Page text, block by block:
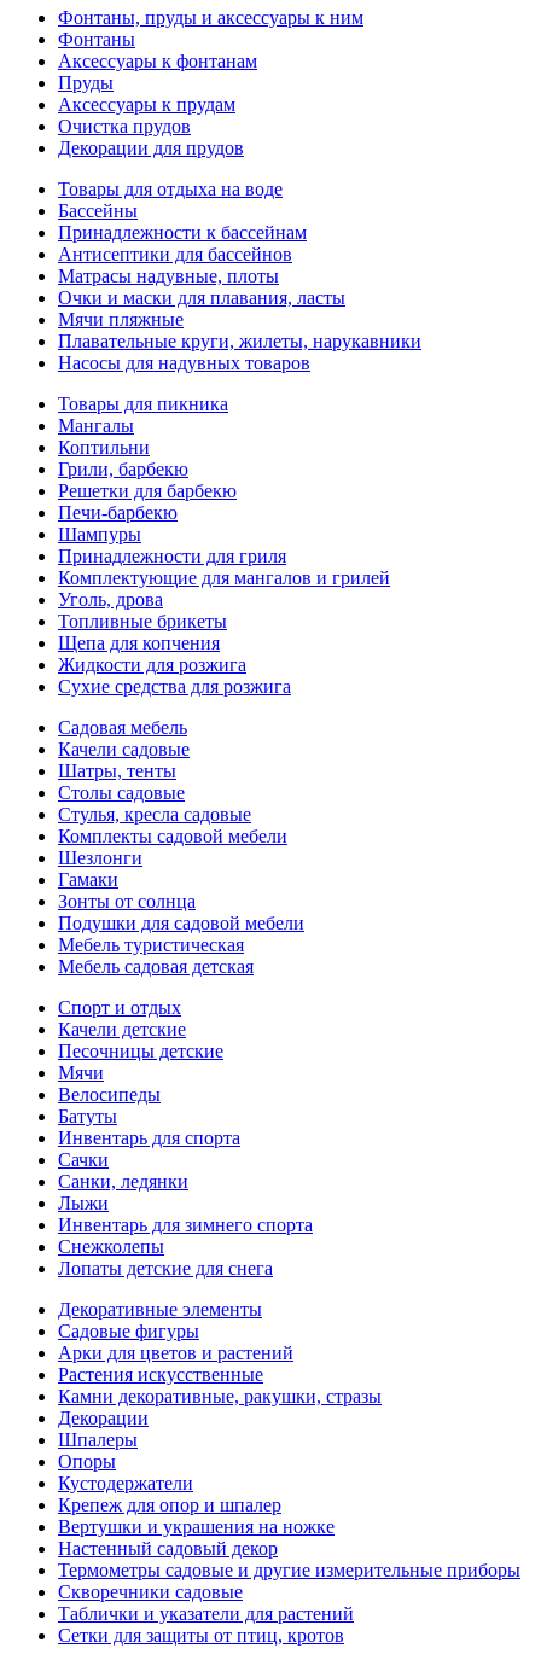
Фонтаны, пруды и аксессуары к ним
Фонтаны
Аксессуары к фонтанам
Пруды
Аксессуары к прудам
Очистка прудов
Декорации для прудов
Товары для отдыха на воде
Бассейны
Принадлежности к бассейнам
Антисептики для бассейнов
Матраcы надувные, плоты
Очки и маски для плавания, ласты
Мячи пляжные
Плавательные круги, жилеты, нарукавники
Насосы для надувных товаров
Товары для пикника
Мангалы
Коптильни
Грили, барбекю
Решетки для барбекю
Печи-барбекю
Шампуры
Принадлежности для гриля
Комплектующие для мангалов и грилей
Уголь, дрова
Топливные брикеты
Щепа для копчения
Жидкости для розжига
Сухие средства для розжига
Садовая мебель
Качели садовые
Шатры, тенты
Столы садовые
Стулья, кресла садовые
Комплекты садовой мебели
Шезлонги
Гамаки
Зонты от солнца
Подушки для садовой мебели
Мебель туристическая
Мебель садовая детская
Спорт и отдых
Качели детские
Песочницы детские
Мячи
Велосипеды
Батуты
Инвентарь для спорта
Сачки
Санки, ледянки
Лыжи
Инвентарь для зимнего спорта
Снежколепы
Лопаты детские для снега
Декоративные элементы
Садовые фигуры
Арки для цветов и растений
Растения искусственные
Камни декоративные, ракушки, стразы
Декорации
Шпалеры
Опоры
Кустодержатели
Крепеж для опор и шпалер
Вертушки и украшения на ножке
Настенный садовый декор
Термометры садовые и другие измерительные приборы
Скворечники садовые
Таблички и указатели для растений
Сетки для защиты от птиц, кротов